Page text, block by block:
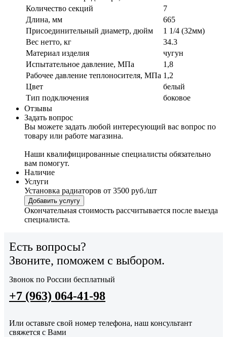
Количество секций
7
Длина, мм
665
Присоединительный диаметр, дюйм
1 1/4 (32мм)
Вес нетто, кг
34.3
Материал изделия
чугун
Испытательное давление, МПа
1,8
Рабочее давление теплоносителя, МПа 1,2
Цвет
белый
Тип подключения
боковое
Отзывы
Задать вопрос
Вы можете задать любой интересующий вас вопрос по
товару или работе магазина.
Наши квалифицированные специалисты обязательно
вам помогут.
Наличие
Услуги
Установка радиаторов от 3500 руб./шт
Добавить услугу
Окончательная стоимость рассчитывается после выезда
специалиста.
Есть вопросы?
Звоните, поможем с выбором.
Звонок по России бесплатный
+7 (963) 064-41-98
Или оставьте свой номер телефона, наш консультант
свяжется с Вами